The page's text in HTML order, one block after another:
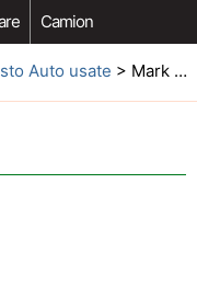
Camion
Opzioni Aftermarket
Auto usate > Mark VIII Spec.